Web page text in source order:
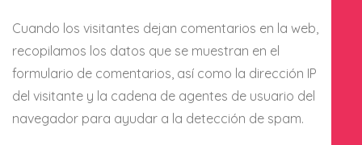
Cuando los visitantes dejan comentarios en la web,
recopilamos los datos que se muestran en el
formulario de comentarios, así como la dirección IP
del visitante y la cadena de agentes de usuario del
navegador para ayudar a la detección de spam.